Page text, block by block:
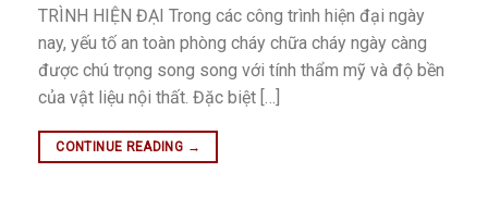
TRÌNH HIỆN ĐẠI Trong các công trình hiện đại ngày
nay, yếu tố an toàn phòng cháy chữa cháy ngày càng
được chú trọng song song với tính thẩm mỹ và độ bền
của vật liệu nội thất. Đặc biệt […]
CONTINUE READING →